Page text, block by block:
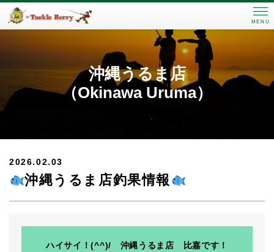
MENU
沖縄うるま店
（Okinawa Uruma）
2026.02.03
沖縄うるま店釣果情報
ハイサイ！(^^)/ 沖縄うるま店 比嘉です！